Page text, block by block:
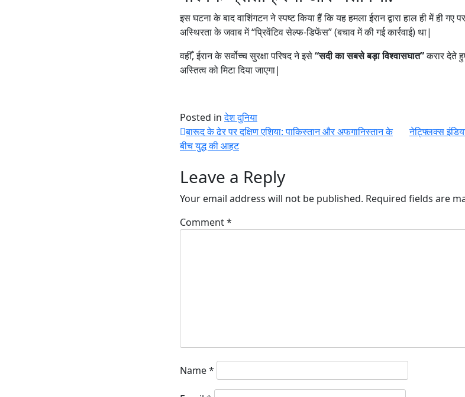
इस घटना के बाद वाशिंगटन ने स्पष्ट किया हैं कि यह हमला ईरान द्वारा हाल ही में ही गए
अस्थिरता के जवाब में “प्रिवेंटिव सेल्फ-डिफेंस” (बचाव में की गई कार्रवाई) था|
वहीँ, ईरान के सर्वोच्च सुरक्षा परिषद ने इसे“सदी का सबसे बड़ा विश्वासघात”करार देते
अस्तित्व को मिटा दिया जाएगा|
Posted inदेश दुनिया
बारूद के ढेर पर दक्षिण एशिया: पाकिस्तान और अफगानिस्तान के
बीच युद्ध की आहट
नेट्फ्लिक्स
Leave a Reply
Your email address will not be published. Required fields are
Comment*
Name*